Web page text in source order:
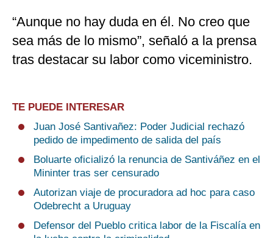
“Aunque no hay duda en él. No creo que
sea más de lo mismo”, señaló a la prensa
tras destacar su labor como viceministro.
TE PUEDE INTERESAR
Juan José Santivañez: Poder Judicial rechazó
pedido de impedimento de salida del país
Boluarte oficializó la renuncia de Santiváñez en el
Mininter tras ser censurado
Autorizan viaje de procuradora ad hoc para caso
Odebrecht a Uruguay
Defensor del Pueblo critica labor de la Fiscalía en